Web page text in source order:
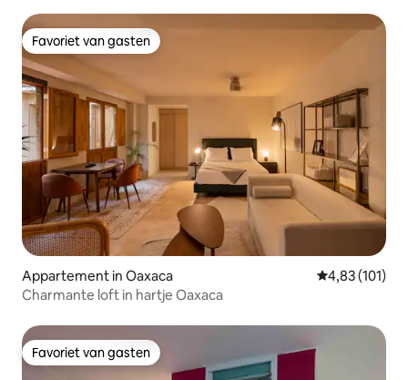
Favoriet van gasten
Favoriet van gasten
Appartement in Oaxaca Gemiddelde
4,83 (101)
Charmante loft in hartje Oaxaca
Favoriet van gasten
Favoriet van gasten